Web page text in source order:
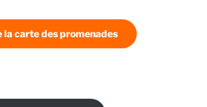
la carte des promenades